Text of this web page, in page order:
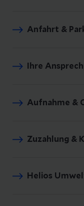
Anfahrt &
Ihre
Aufnahme &
Zuzahlung &
Helios